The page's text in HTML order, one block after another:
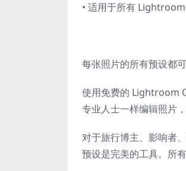
• 适用于所有
每张照片的所有预设都
使用免费的 Lightroom
专业人士一样编辑照片
对于旅行博主、影响者
预设是完美的工具。所